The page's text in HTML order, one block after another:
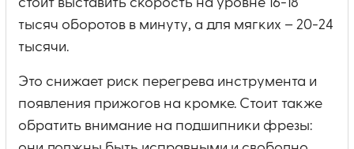
стоит выставить скорость на уровне 16-18
тысяч оборотов в минуту, а для мягких – 20-24
тысячи.
Это снижает риск перегрева инструмента и
появления прижогов на кромке. Стоит также
обратить внимание на подшипники фрезы: